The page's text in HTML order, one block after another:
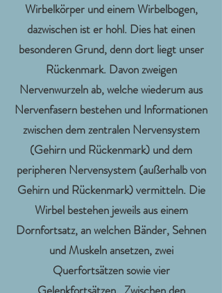
Wirbelkörper und einem Wirbelbogen,
dazwischen ist er hohl. Dies hat einen
besonderen Grund, denn dort liegt unser
Rückenmark. Davon zweigen
Nervenwurzeln ab, welche wiederum aus
Nervenfasern bestehen und Informationen
zwischen dem zentralen Nervensystem
(Gehirn und Rückenmark) und dem
peripheren Nervensystem (außerhalb von
Gehirn und Rückenmark) vermitteln. Die
Wirbel bestehen jeweils aus einem
Dornfortsatz, an welchen Bänder, Sehnen
und Muskeln ansetzen, zwei
Querfortsätzen sowie vier